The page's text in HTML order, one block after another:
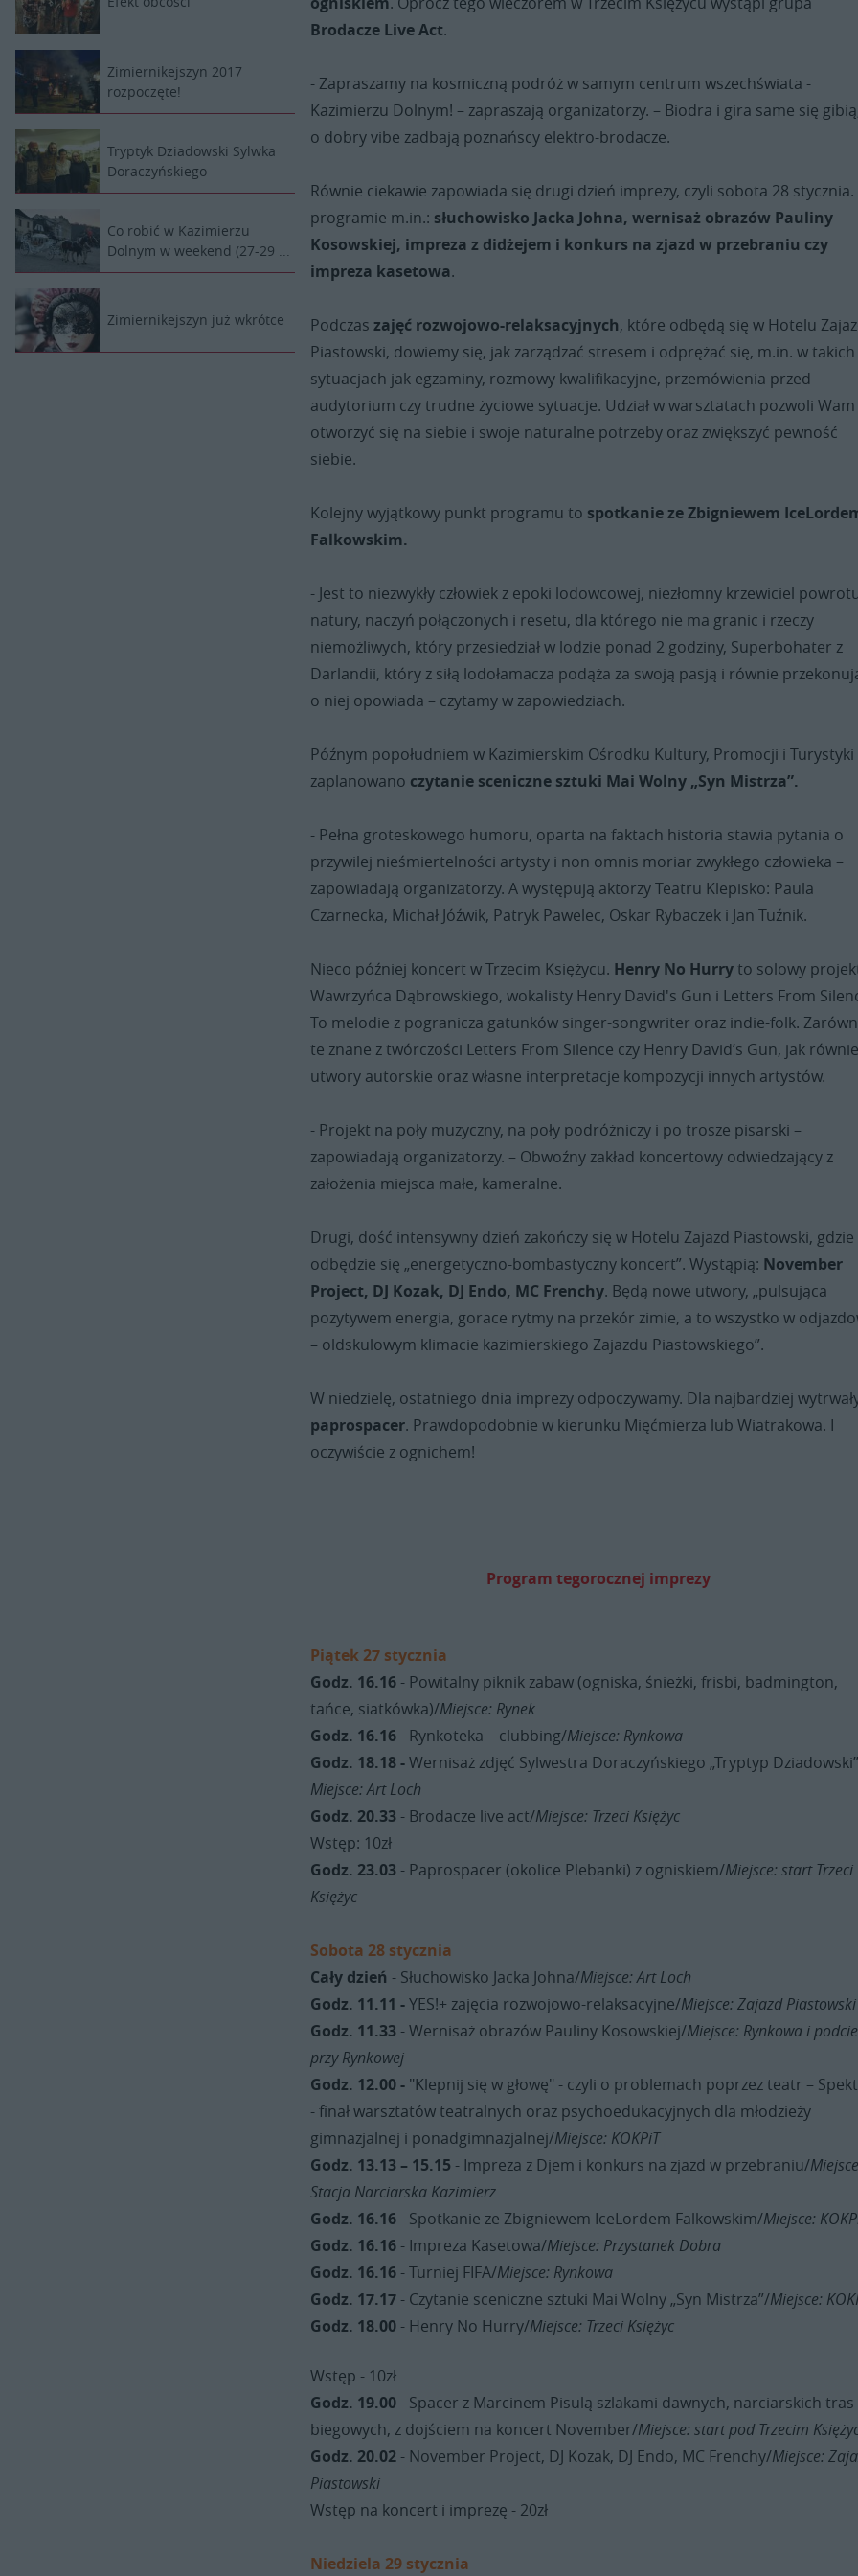
Zimiernikejszyn 2017
rozpoczęte!
Tryptyk Dziadowski Sylwka
Doraczyńskiego
Co robić w Kazimierzu
Dolnym w weekend (27-29 ...
Zimiernikejszyn już wkrótce
Brodacze Live Act.
- Zapraszamy na kosmiczną podróż w samym centrum wszechświata -
Kazimierzu Dolnym! – zapraszają organizatorzy. – Biodra i gira same się
o dobry vibe zadbają poznańscy elektro-brodacze.
Równie ciekawie zapowiada się drugi dzień imprezy, czyli sobota 28 stycznia.
programie m.in.: słuchowisko Jacka Johna, wernisaż obrazów Pauliny
Kosowskiej, impreza z didżejem i konkurs na zjazd w przebraniu czy
impreza kasetowa.
Podczaszajęć rozwojowo-relaksacyjnych, które odbędą się w Hotelu
Piastowski, dowiemy się, jak zarządzać stresem i odprężać się, m.in. w takich
sytuacjach jak egzaminy, rozmowy kwalifikacyjne, przemówienia przed
audytorium czy trudne życiowe sytuacje. Udział w warsztatach pozwoli Wam
otworzyć się na siebie i swoje naturalne potrzeby oraz zwiększyć pewność
siebie.
Kolejny wyjątkowy punkt programu to spotkanie ze Zbigniewem
Falkowskim.
- Jest to niezwykły człowiek z epoki lodowcowej, niezłomny krzewiciel
natury, naczyń połączonych i resetu, dla którego nie ma granic i rzeczy
niemożliwych, który przesiedział w lodzie ponad 2 godziny, Superbohater z
Darlandii, który z siłą lodołamacza podąża za swoją pasją i równie
o niej opowiada – czytamy w zapowiedziach.
Późnym popołudniem w Kazimierskim Ośrodku Kultury, Promocji i Turystyki
zaplanowano czytanie sceniczne sztuki Mai Wolny „Syn Mistrza”.
- Pełna groteskowego humoru, oparta na faktach historia stawia pytania o
przywilej nieśmiertelności artysty i non omnis moriar zwykłego człowieka –
zapowiadają organizatorzy. A występują aktorzy Teatru Klepisko: Paula
Czarnecka, Michał Jóźwik, Patryk Pawelec, Oskar Rybaczek i Jan Tuźnik.
Nieco później koncert w Trzecim Księżycu. Henry No Hurry to solowy
Wawrzyńca Dąbrowskiego, wokalisty Henry David's Gun i Letters From
To melodie z pogranicza gatunków singer-songwriter oraz indie-folk.
te znane z twórczości Letters From Silence czy Henry David’s Gun, jak
utwory autorskie oraz własne interpretacje kompozycji innych artystów.
- Projekt na poły muzyczny, na poły podróżniczy i po trosze pisarski –
zapowiadają organizatorzy. – Obwoźny zakład koncertowy odwiedzający z
założenia miejsca małe, kameralne.
Drugi, dość intensywny dzień zakończy się w Hotelu Zajazd Piastowski, gdzie
odbędzie się „energetyczno-bombastyczny koncert”. Wystąpią: November
Project, DJ Kozak, DJ Endo, MC Frenchy. Będą nowe utwory, „pulsująca
pozytywem energia, gorace rytmy na przekór zimie, a to wszystko w
– oldskulowym klimacie kazimierskiego Zajazdu Piastowskiego”.
W niedzielę, ostatniego dnia imprezy odpoczywamy. Dla najbardziej
paprospacer. Prawdopodobnie w kierunku Mięćmierza lub Wiatrakowa. I
oczywiście z ognichem!
Program tegorocznej imprezy
Piątek 27 stycznia
Godz. 16.16 - Powitalny piknik zabaw (ogniska, śnieżki, frisbi, badmington,
tańce, siatkówka)/Miejsce: Rynek
Godz. 16.16 - Rynkoteka – clubbing/Miejsce: Rynkowa
Godz. 18.18 -Wernisaż zdjęć Sylwestra Doraczyńskiego „Tryptyp
Miejsce: Art Loch
Godz. 20.33 - Brodacze live act/Miejsce: Trzeci Księżyc
Wstęp: 10zł
Godz. 23.03 - Paprospacer (okolice Plebanki) z ogniskiem/Miejsce: start Trzeci
Księżyc
Sobota 28 stycznia
Cały dzień - Słuchowisko Jacka Johna/Miejsce: Art Loch
Godz. 11.11 -YES!+ zajęcia rozwojowo-relaksacyjne/Miejsce: Zajazd Piastowski
Godz. 11.33 - Wernisaż obrazów Pauliny Kosowskiej/Miejsce: Rynkowa i
przy Rynkowej
Godz. 12.00 - "Klepnij się w głowę" - czyli o problemach poprzez teatr –
- finał warsztatów teatralnych oraz psychoedukacyjnych dla młodzieży
gimnazjalnej i ponadgimnazjalnej/Miejsce: KOKPiT
Godz. 13.13 – 15.15 - Impreza z Djem i konkurs na zjazd w przebraniu/
Stacja Narciarska Kazimierz
Godz. 16.16 - Spotkanie ze Zbigniewem IceLordem Falkowskim/Miejsce:
Godz. 16.16 - Impreza Kasetowa/Miejsce: Przystanek Dobra
Godz. 16.16 - Turniej FIFA/Miejsce: Rynkowa
Godz. 17.17 - Czytanie sceniczne sztuki Mai Wolny „Syn Mistrza”/Miejsce:
Godz. 18.00 - Henry No Hurry/Miejsce: Trzeci Księżyc
Wstęp - 10zł
Godz. 19.00 - Spacer z Marcinem Pisulą szlakami dawnych, narciarskich tras
biegowych, z dojściem na koncert November/Miejsce: start pod Trzecim
Godz. 20.02 - November Project, DJ Kozak, DJ Endo, MC Frenchy/Miejsce:
Piastowski
Wstęp na koncert i imprezę - 20zł
Niedziela 29 stycznia